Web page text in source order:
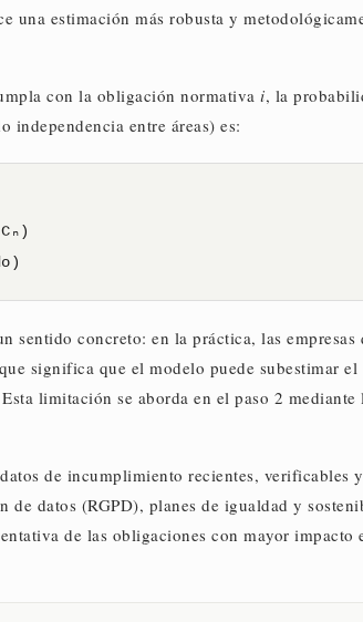
estimación más robusta y
con la obligación normativai, la
independencia entre áreas) es:
sentido concreto: en la práctica, las empresas
significa que el modelo puede subestimar el
limitación se aborda en el paso 2 mediante
de incumplimiento recientes, verificables
datos (RGPD), planes de igualdad y
de las obligaciones con mayor impacto